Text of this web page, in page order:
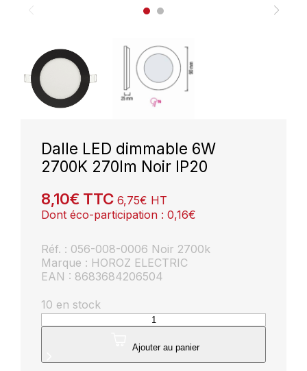
Dalle LED dimmable 6W
2700K 270lm Noir IP20
8,10€ TTC 6,75€ HT
Dont éco-participation : 0,16€
Réf. : 056-008-0006 Noir 2700k
Marque : HOROZ ELECTRIC
EAN : 8683684206504
10 en stock
quantité
de
LED
Ajouter au panier